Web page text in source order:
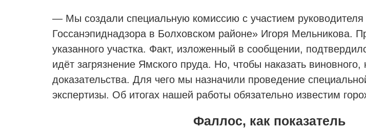
— Мы создали специальную комиссию с участием руководителя
Госсанэпиднадзора в Болховском районе» Игоря Мельникова.
указанного участка. Факт, изложенный в сообщении,
идёт загрязнение Ямского пруда. Но, чтобы наказать
доказательства. Для чего мы назначили проведение
экспертизы. Об итогах нашей работы обязательно известим
Фаллос, как показатель